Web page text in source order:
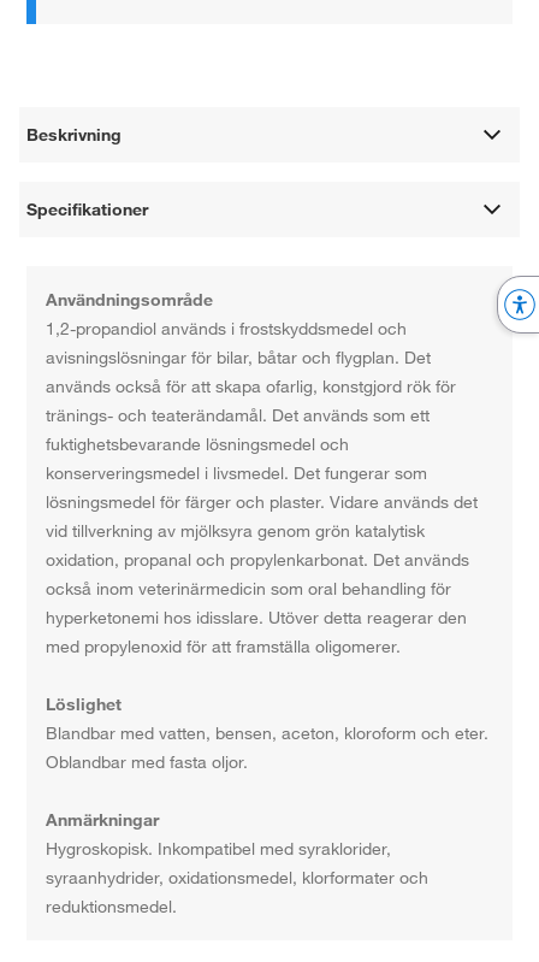
Beskrivning
Specifikationer
Användningsområde
1,2-propandiol används i frostskyddsmedel och
avisningslösningar för bilar, båtar och flygplan. Det
används också för att skapa ofarlig, konstgjord rök för
tränings- och teaterändamål. Det används som ett
fuktighetsbevarande lösningsmedel och
konserveringsmedel i livsmedel. Det fungerar som
lösningsmedel för färger och plaster. Vidare används det
vid tillverkning av mjölksyra genom grön katalytisk
oxidation, propanal och propylenkarbonat. Det används
också inom veterinärmedicin som oral behandling för
hyperketonemi hos idisslare. Utöver detta reagerar den
med propylenoxid för att framställa oligomerer.
Löslighet
Blandbar med vatten, bensen, aceton, kloroform och eter.
Oblandbar med fasta oljor.
Anmärkningar
Hygroskopisk. Inkompatibel med syraklorider,
syraanhydrider, oxidationsmedel, klorformater och
reduktionsmedel.